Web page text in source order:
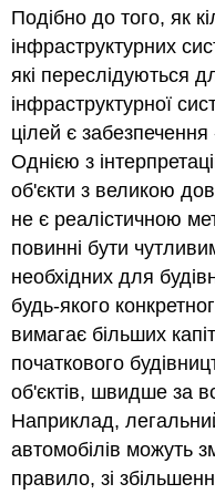
Подібно до того, як
інфраструктурних
які переслідуються
інфраструктурної
цілей є забезпечення
Однією з
об'єкти з великою
не є реалістичною
повинні бути
необхідних для
будь-якого
вимагає більших
початкового
об'єктів, швидше за
Наприклад,
автомобілів можуть
правило, зі